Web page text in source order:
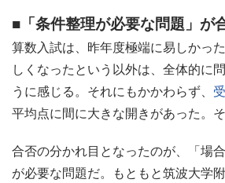
■「条件整理が必要な問題」が
算数入試は、昨年度極端に易しかっ
しくなったという以外は、全体的に
うに感じる。それにもかかわらず、
平均点に間に大きな開きがあった。
合否の分かれ目となったのが、「場
が必要な問題だ。もともと筑波大学